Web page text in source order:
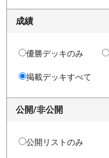
成績
優勝デッキのみ
掲載デッキすべて
公開/非公開
公開リストのみ